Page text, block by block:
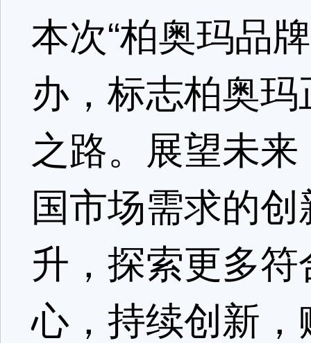
本次“柏奥玛品
办，标志柏奥
之路。展望未来
国市场需求的
升，探索更多
心，持续创新